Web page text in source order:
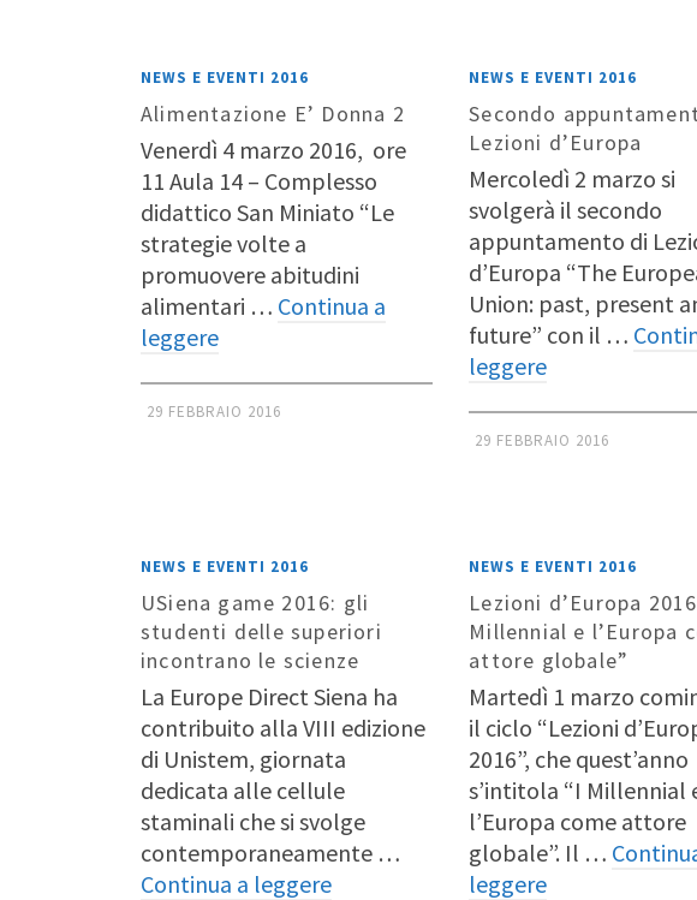
NEWS E EVENTI 2016
Alimentazione E’ Donna 2
Venerdì 4 marzo 2016, ore
11 Aula 14 – Complesso
didattico San Miniato “Le
strategie volte a
promuovere abitudini
alimentari … Continua a
leggere
29 FEBBRAIO 2016
NEWS E EVENTI 2016
Secondo
Lezioni d’Europa
Mercoledì 2 marzo si
svolgerà il secondo
appuntamento di
d’Europa “The
Union: past, present
future” con il …
leggere
29 FEBBRAIO 2016
NEWS E EVENTI 2016
USiena game 2016: gli
studenti delle superiori
incontrano le scienze
La Europe Direct Siena ha
contribuito alla VIII edizione
di Unistem, giornata
dedicata alle cellule
staminali che si svolge
contemporaneamente …
Continua a leggere
NEWS E EVENTI 2016
Lezioni d’Europa
Millennial e l’Europa
attore globale”
Martedì 1 marzo
il ciclo “Lezioni
2016”, che quest’anno
s’intitola “I Millennial
l’Europa come attore
globale”. Il …
leggere